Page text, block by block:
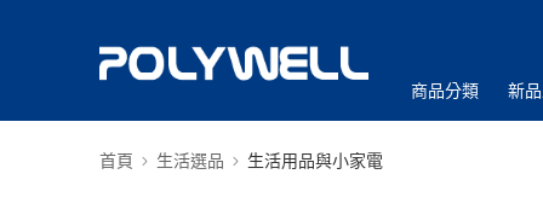
商品分類 新
首頁 生活選品 生活用品與小家電